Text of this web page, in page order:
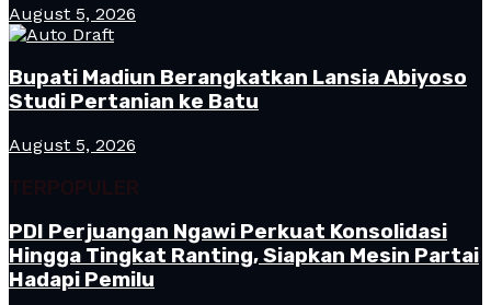
August 5, 2026
Bupati Madiun Berangkatkan Lansia Abiyoso
Studi Pertanian ke Batu
August 5, 2026
TERPOPULER
PDI Perjuangan Ngawi Perkuat Konsolidasi
Hingga Tingkat Ranting, Siapkan Mesin Partai
Hadapi Pemilu